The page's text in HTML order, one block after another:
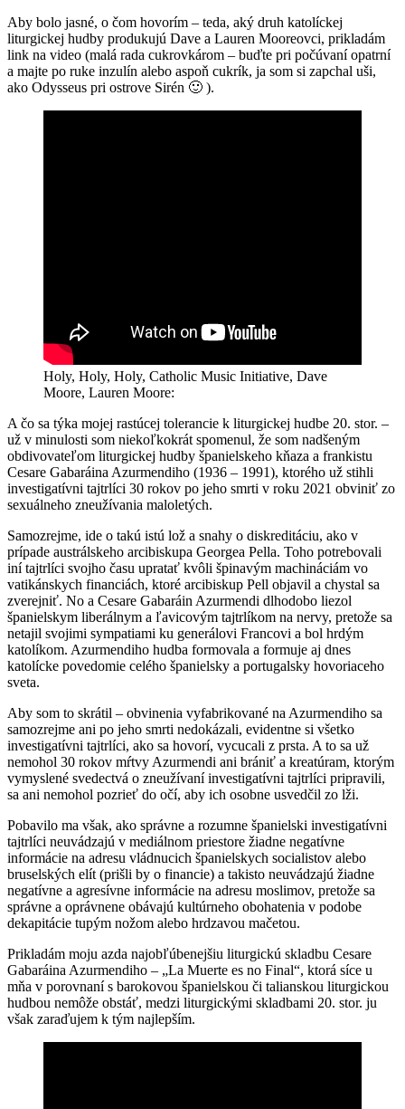
Aby bolo jasné, o čom hovorím – teda, aký druh katolíckej
liturgickej hudby produkujú Dave a Lauren Mooreovci, prikladám
link na video (malá rada cukrovkárom – buďte pri počúvaní opatrní
a majte po ruke inzulín alebo aspoň cukrík, ja som si zapchal uši,
ako Odysseus pri ostrove Sirén 🙂 ).
Holy, Holy, Holy, Catholic Music Initiative, Dave
Moore, Lauren Moore:
A čo sa týka mojej rastúcej tolerancie k liturgickej hudbe 20. stor. –
už v minulosti som niekoľkokrát spomenul, že som nadšeným
obdivovateľom liturgickej hudby španielskeho kňaza a frankistu
Cesare Gabaráina Azurmendiho (1936 – 1991), ktorého už stihli
investigatívni tajtrlíci 30 rokov po jeho smrti v roku 2021 obviniť zo
sexuálneho zneužívania maloletých.
Samozrejme, ide o takú istú lož a snahy o diskreditáciu, ako v
prípade austrálskeho arcibiskupa Georgea Pella. Toho potrebovali
iní tajtrlíci svojho času upratať kvôli špinavým machináciám vo
vatikánskych financiách, ktoré arcibiskup Pell objavil a chystal sa
zverejniť. No a Cesare Gabaráin Azurmendi dlhodobo liezol
španielskym liberálnym a ľavicovým tajtrlíkom na nervy, pretože sa
netajil svojimi sympatiami ku generálovi Francovi a bol hrdým
katolíkom. Azurmendiho hudba formovala a formuje aj dnes
katolícke povedomie celého španielsky a portugalsky hovoriaceho
sveta.
Aby som to skrátil – obvinenia vyfabrikované na Azurmendiho sa
samozrejme ani po jeho smrti nedokázali, evidentne si všetko
investigatívni tajtrlíci, ako sa hovorí, vycucali z prsta. A to sa už
nemohol 30 rokov mŕtvy Azurmendi ani brániť a kreatúram, ktorým
vymyslené svedectvá o zneužívaní investigatívni tajtrlíci pripravili,
sa ani nemohol pozrieť do očí, aby ich osobne usvedčil zo lži.
Pobavilo ma však, ako správne a rozumne španielski investigatívni
tajtrlíci neuvádzajú v mediálnom priestore žiadne negatívne
informácie na adresu vládnucich španielskych socialistov alebo
bruselských elít (prišli by o financie) a takisto neuvádzajú žiadne
negatívne a agresívne informácie na adresu moslimov, pretože sa
správne a oprávnene obávajú kultúrneho obohatenia v podobe
dekapitácie tupým nožom alebo hrdzavou mačetou.
Prikladám moju azda najobľúbenejšiu liturgickú skladbu Cesare
Gabaráina Azurmendiho – „La Muerte es no Final“, ktorá síce u
mňa v porovnaní s barokovou španielskou či talianskou liturgickou
hudbou nemôže obstáť, medzi liturgickými skladbami 20. stor. ju
však zaraďujem k tým najlepším.